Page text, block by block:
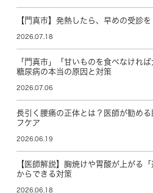
【門真市】発熱したら、早めの受診を
2026.07.18
「門真市」「甘いものを食べなけれ
糖尿病の本当の原因と対策
2026.07.06
長引く腰痛の正体とは？医師が勧め
フケア
2026.06.19
【医師解説】胸焼けや胃酸が上がる
からできる対策
2026.06.18